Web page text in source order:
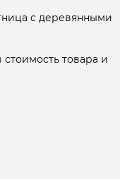
с деревянными
товара и